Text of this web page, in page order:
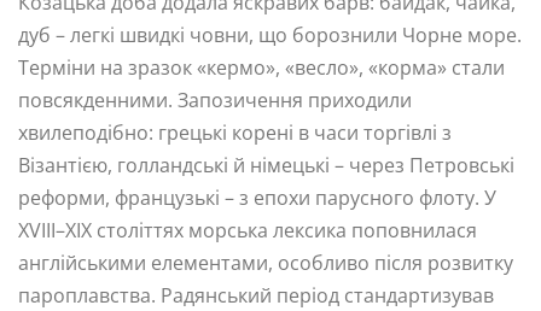
дуб – легкі швидкі човни, що борознили Чорне море.
Терміни на зразок «кермо», «весло», «корма» стали
повсякденними. Запозичення приходили
хвилеподібно: грецькі корені в часи торгівлі з
Візантією, голландські й німецькі – через Петровські
реформи, французькі – з епохи парусного флоту. У
XVIII–XIX століттях морська лексика поповнилася
англійськими елементами, особливо після розвитку
пароплавства. Радянський період стандартизував